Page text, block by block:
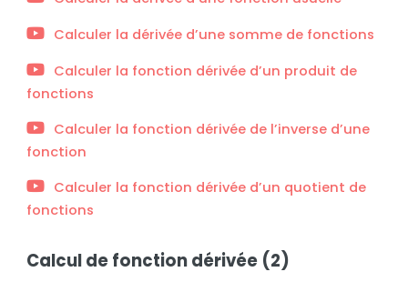
Calculer la dérivée d’une somme de fonctions
Calculer la fonction dérivée d’un produit de
fonctions
Calculer la fonction dérivée de l’inverse d’une
fonction
Calculer la fonction dérivée d’un quotient de
fonctions
Calcul de fonction dérivée (2)